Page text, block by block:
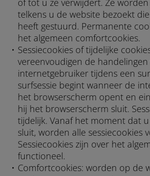
of tot u ze verwijdert. Ze
telkens u de website bezoekt
heeft gestuurd. Permanente
het algemeen comfortcookies.
Sessiecookies of tijdelijke
vereenvoudigen de handelingen
internetgebruiker tijdens een
surfsessie begint wanneer de
het browserscherm opent en
hij het browserscherm sluit.
tijdelijk. Vanaf het moment dat
sluit, worden alle sessiecookies
Sessiecookies zijn over het
functioneel.
Comfortcookies: worden op de